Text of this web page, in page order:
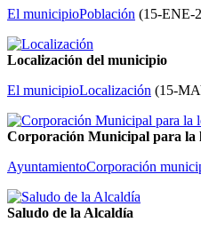
El municipioPoblación (15-ENE-
Localización del municipio
El municipioLocalización (15-
Corporación Municipal para la
AyuntamientoCorporación
Saludo de la Alcaldía